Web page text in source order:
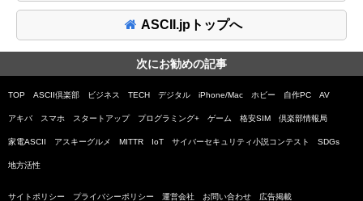
ASCII.jpトップへ
次にお勧めの記事
TOP ASCII倶楽部 ビジネス TECH デジタル iPhone/Mac ホビー 自作PC AV
アキバ スマホ スタートアップ プログラミング+ ゲーム 格安SIM 倶楽部情報局
家電ASCII アスキーグルメ MITTR IoT サイバーセキュリティ小説コンテスト SDGs
地方活性
サイトポリシー プライバシーポリシー 運営会社 お問い合わせ 広告掲載